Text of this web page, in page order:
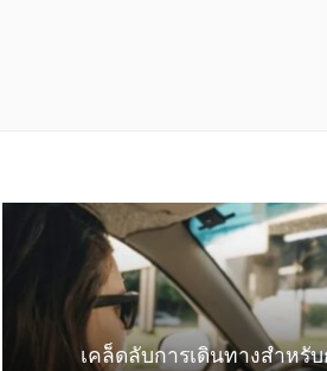
เคล็ดลับการเดินทางสำหรั